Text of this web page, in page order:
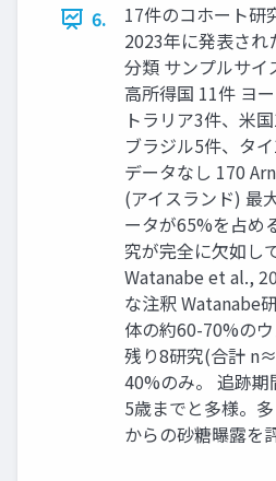
6.
17件のコホート研
2023年に発表され
分類 サンプルサイ
高所得国 11件 ヨ
トラリア3件、米
ブラジル5件、タ
データなし 170
(アイスランド) 最
ータが65%を占め
究が完全に欠如し
Watanabe et al.,
な注釈 Watanabe
体の約60-70%のウ
残り8研究(合計
40%のみ。 追跡期
5歳までと多様。
からの砂糖曝露を